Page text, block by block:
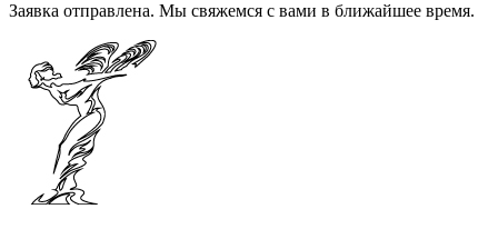
Заявка отправлена. Мы свяжемся с вами в ближайшее время.